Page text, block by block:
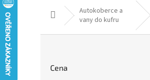
Domů Autokoberce a
vany do kufru
Cena